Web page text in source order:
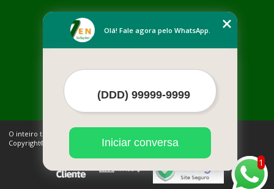
Empresa
Contato
Mais Serviços
O inteiro teor deste site está sujeito à proteção de direitos autorais.
Copyright© SEVEN RESIDUOS (Lei 9610 de 19/02/1998)
1
Olá! Fale agora pelo WhatsApp.
Iniciar conversa